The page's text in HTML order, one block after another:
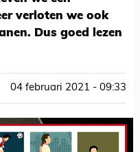
verloten we ook
Dus goed lezen
04 februari 2021 - 09:33